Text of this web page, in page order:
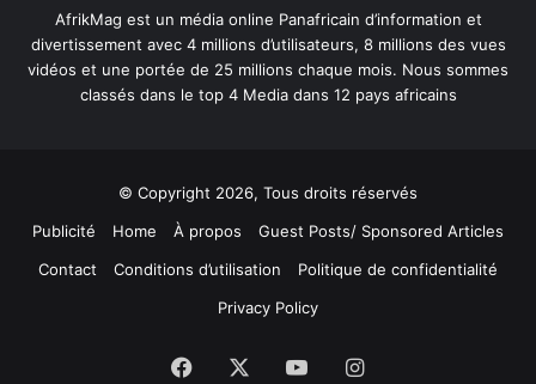
AfrikMag est un média online Panafricain d’information et
divertissement avec 4 millions d’utilisateurs, 8 millions des vues
vidéos et une portée de 25 millions chaque mois. Nous sommes
classés dans le top 4 Media dans 12 pays africains
© Copyright 2026, Tous droits réservés
Publicité
Home À propos
Guest Posts/ Sponsored Articles
Contact
Conditions d’utilisation
Politique de confidentialité
Privacy Policy
Facebook YouTubeInstagram